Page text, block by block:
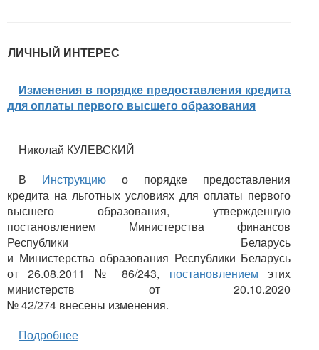
ЛИЧНЫЙ ИНТЕРЕС
Изменения в порядке предоставления кредита
для оплаты первого высшего образования
Николай КУЛЕВСКИЙ
В Инструкцию о порядке предоставления
кредита на льготных условиях для оплаты первого
высшего образования, утвержденную
постановлением Министерства финансов
Республики Беларусь
и Министерства образования Республики Беларусь
от 26.08.2011 № 86/243, постановлением этих
министерств от 20.10.2020
№ 42/274 внесены изменения.
Подробнее